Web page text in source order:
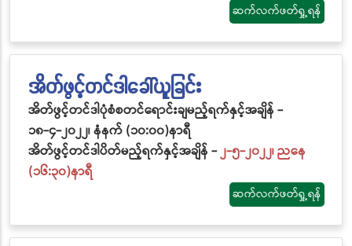
ဆက်လက်ဖတ်ရှု့ရန်
အိတ်ဖွင့်တင်ဒါခေါ်ယူခြင်း
အိတ်ဖွင့်တင်ဒါပုံစံစတင်ရောင်းချမည့်ရက်နှင့်အချိန် -
၁၈-၄-၂၀၂၂၊ နံနက် (၁၀:၀၀)နာရီ
အိတ်ဖွင့်တင်ဒါပိတ်မည့်ရက်နှင့်အချိန် -၂-၅-၂၀၂၂၊ ညနေ
(၁၆:၃၀)နာရီ
ဆက်လက်ဖတ်ရှု့ရန်